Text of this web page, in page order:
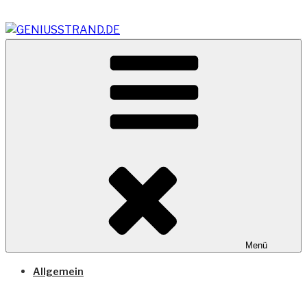
Inhalt
springen
GENIUSSTRAND.DE
Vom Geniusstrand zum JadeWeserPort/Container
Terminal Wilhelmshaven
Menü
Allgemein